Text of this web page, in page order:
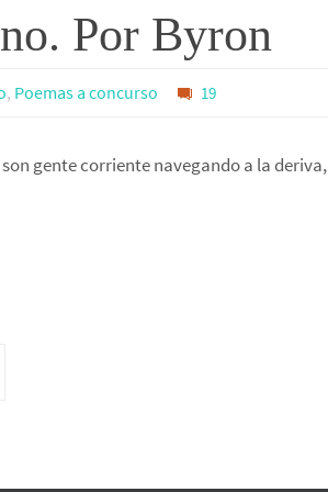
Por Byron
, Poemas a concurso 19
gente corriente navegando a la deriva,